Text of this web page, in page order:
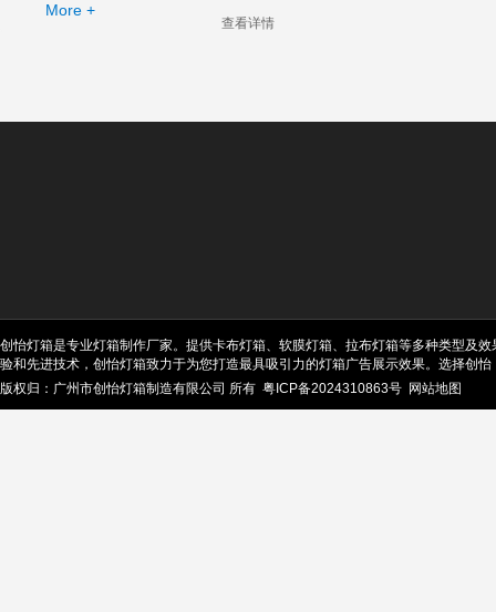
More +
查看详情
创怡灯箱是专业灯箱制作厂家。提供卡布灯箱、软膜灯箱、拉布灯箱等多种类型及
验和先进技术，创怡灯箱致力于为您打造最具吸引力的灯箱广告展示效果。选择创怡
版权归：广州市创怡灯箱制造有限公司 所有 粤ICP备2024310863号 网站地图